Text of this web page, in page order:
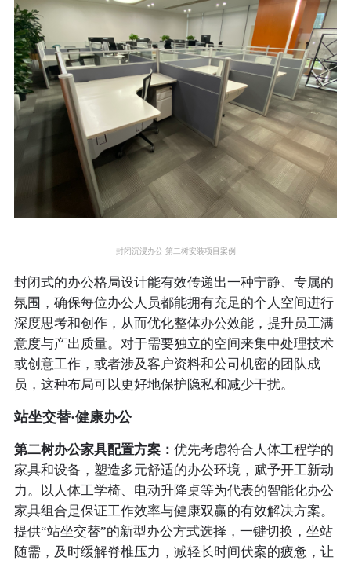
封闭沉浸办公 第二树安装项目案例
封闭式的办公格局设计能有效传递出一种宁静、专属的
氛围，确保每位办公人员都能拥有充足的个人空间进行
深度思考和创作，从而优化整体办公效能，提升员工满
意度与产出质量。对于需要独立的空间来集中处理技术
或创意工作，或者涉及客户资料和公司机密的团队成
员，这种布局可以更好地保护隐私和减少干扰。
站坐交替·健康办公
第二树办公家具配置方案： 优先考虑符合人体工程学的
家具和设备，塑造多元舒适的办公环境，赋予开工新动
力。以人体工学椅、电动升降桌等为代表的智能化办公
家具组合是保证工作效率与健康双赢的有效解决方案。
提供“站坐交替”的新型办公方式选择，一键切换，坐站
随需，及时缓解脊椎压力，减轻长时间伏案的疲惫，让